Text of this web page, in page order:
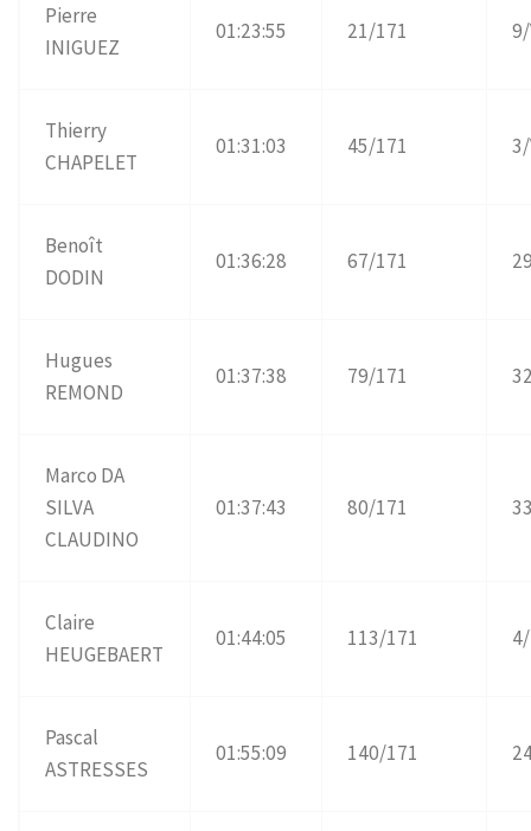
Pierre
INIGUEZ
01:23:55 21/171
Thierry
CHAPELET
01:31:03 45/171
Benoît
DODIN
01:36:28 67/171
Hugues
REMOND
01:37:38 79/171
Marco DA
SILVA
CLAUDINO
01:37:43 80/171
Claire
HEUGEBAERT
01:44:05 113/171
Pascal
ASTRESSES
01:55:09 140/171